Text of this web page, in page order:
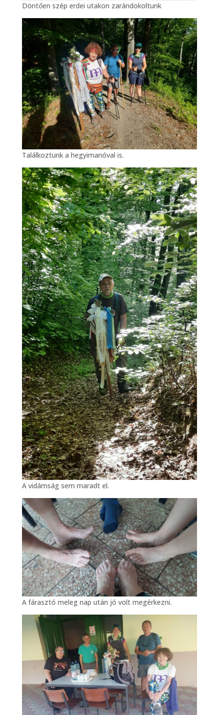
Döntően szép erdei utakon zarándokoltunk
Találkoztunk a hegyimanóval is.
A vidámság sem maradt el.
A fárasztó meleg nap után jó volt megérkezni.